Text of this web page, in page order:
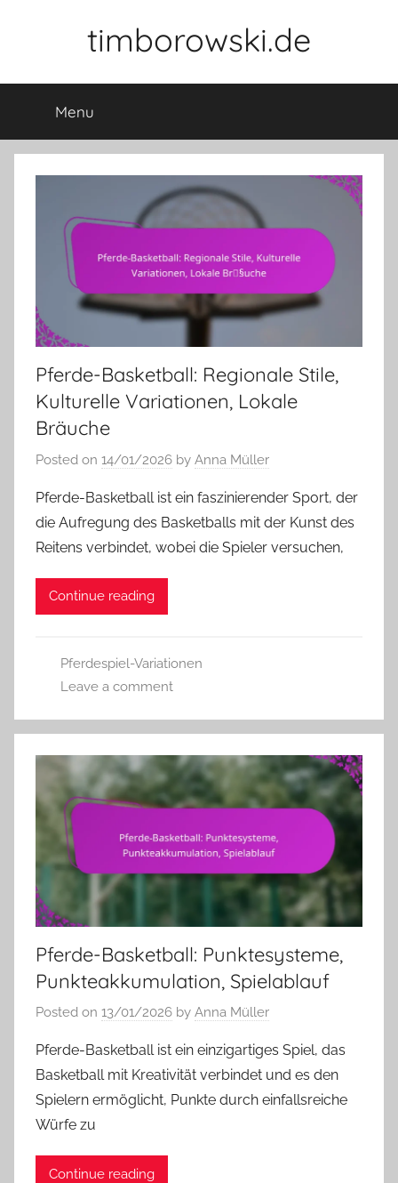
timborowski.de
Menu
Pferde-Basketball: Regionale Stile,
Kulturelle Variationen, Lokale
Bräuche
Posted on 14/01/2026 by Anna Müller
Pferde-Basketball ist ein faszinierender Sport, der
die Aufregung des Basketballs mit der Kunst des
Reitens verbindet, wobei die Spieler versuchen,
Continue reading
Pferdespiel-Variationen
Leave a comment
Pferde-Basketball: Punktesysteme,
Punkteakkumulation, Spielablauf
Posted on 13/01/2026 by Anna Müller
Pferde-Basketball ist ein einzigartiges Spiel, das
Basketball mit Kreativität verbindet und es den
Spielern ermöglicht, Punkte durch einfallsreiche
Würfe zu
Continue reading